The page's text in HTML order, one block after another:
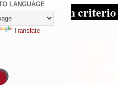
criterio y sin
LANGUAGE
Translate